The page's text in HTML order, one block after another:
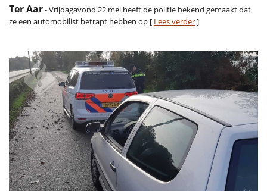
Ter Aar- Vrijdagavond 22 mei heeft de politie bekend gemaakt dat
ze een automobilist betrapt hebben op [ Lees verder]